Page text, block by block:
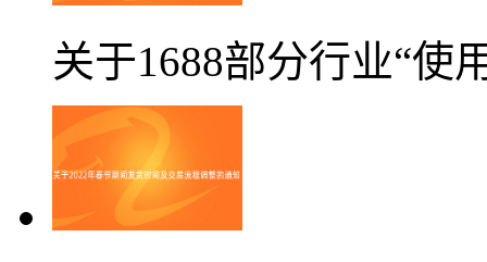
关于1688部分行业“使